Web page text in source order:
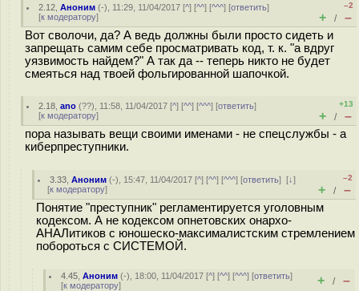
2.12 ,Аноним (-), 11:29, 11/04/2017 [^] [^^] [^^^] [ответить]
[к модератору]
–2
+ / –
Вот сволочи, да? А ведь должны были просто сидеть и
запрещать самим себе просматривать код, т. к. "а вдруг
уязвимость найдем?" А так да -- теперь никто не будет
смеяться над твоей фольгированной шапочкой.
2.18 ,ano (??), 11:58, 11/04/2017 [^] [^^] [^^^] [ответить]
[к модератору]
+13
+ / –
пора называть вещи своими именами - не спецслужбы - а
киберпреступники.
3.33 ,Аноним (-), 15:47, 11/04/2017 [^] [^^] [^^^] [ответить][↓]
[к модератору]
–2
+ / –
Понятие "преступник" регламентируется уголовным
кодексом. А не кодексом опнетовских онархо-
АНАЛитиков с юношеско-максималистским стремлением
побороться с СИСТЕМОЙ.
4.45 ,Аноним (-), 18:00, 11/04/2017 [^] [^^] [^^^] [ответить]
[к модератору] + / –